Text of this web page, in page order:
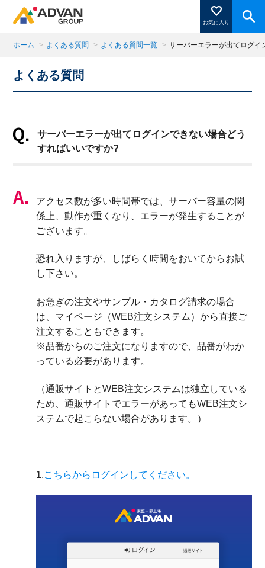
お気に入り
商品ページにある「お気に入り登録」を押すと登録した
商品がここに表示されます。
ホーム > よくある質問 > よくある質問一覧 > サーバーエラーが出てログ
よくある質問
サーバーエラーが出てログインできない場合どう
すればいいですか?
アクセス数が多い時間帯では、サーバー容量の関
係上、動作が重くなり、エラーが発生することが
ございます。
恐れ入りますが、しばらく時間をおいてからお試
し下さい。
お急ぎの注文やサンプル・カタログ請求の場合
は、マイページ（WEB注文システム）から直接ご
注文することもできます。
※品番からのご注文になりますので、品番がわか
っている必要があります。
（通販サイトとWEB注文システムは独立している
ため、通販サイトでエラーがあってもWEB注文シ
ステムで起こらない場合があります。）
1.こちらからログインしてください。